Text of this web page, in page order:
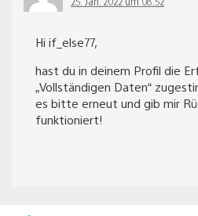
Hi if_else77,
hast du in deinem Profil die
„Vollständigen Daten“
es bitte erneut und gib mir
funktioniert!